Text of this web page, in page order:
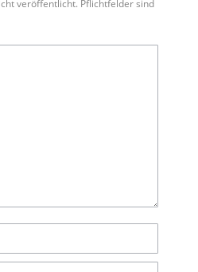
veröffentlicht. Pflichtfelder sind